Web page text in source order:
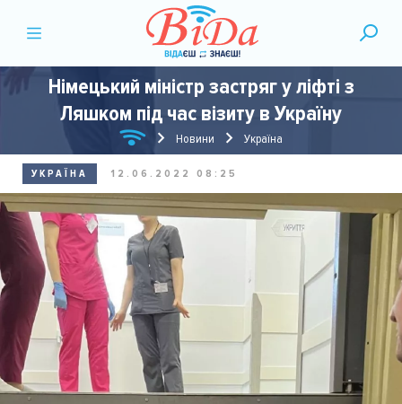
Німецький міністр застряг у ліфті з
Ляшком під час візиту в Україну
Новини Україна
УКРАЇНА 12.06.2022 08:25